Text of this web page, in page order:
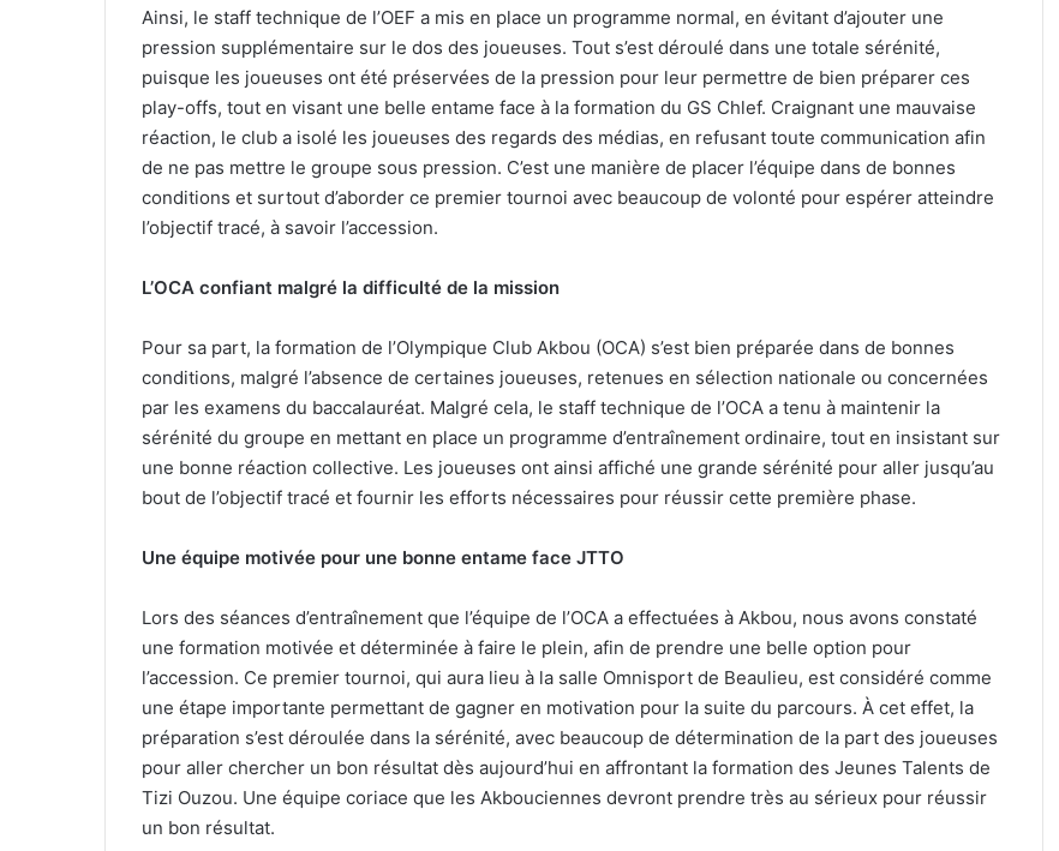
Ainsi, le staff technique de l’OEF a mis en place un programme normal, en évitant d’ajouter une
pression supplémentaire sur le dos des joueuses. Tout s’est déroulé dans une totale sérénité,
puisque les joueuses ont été préservées de la pression pour leur permettre de bien préparer ces
play-offs, tout en visant une belle entame face à la formation du GS Chlef. Craignant une mauvaise
réaction, le club a isolé les joueuses des regards des médias, en refusant toute communication afin
de ne pas mettre le groupe sous pression. C’est une manière de placer l’équipe dans de bonnes
conditions et surtout d’aborder ce premier tournoi avec beaucoup de volonté pour espérer atteindre
l’objectif tracé, à savoir l’accession.
L’OCA confiant malgré la difficulté de la mission
Pour sa part, la formation de l’Olympique Club Akbou (OCA) s’est bien préparée dans de bonnes
conditions, malgré l’absence de certaines joueuses, retenues en sélection nationale ou concernées
par les examens du baccalauréat. Malgré cela, le staff technique de l’OCA a tenu à maintenir la
sérénité du groupe en mettant en place un programme d’entraînement ordinaire, tout en insistant sur
une bonne réaction collective. Les joueuses ont ainsi affiché une grande sérénité pour aller jusqu’au
bout de l’objectif tracé et fournir les efforts nécessaires pour réussir cette première phase.
Une équipe motivée pour une bonne entame face JTTO
Lors des séances d’entraînement que l’équipe de l’OCA a effectuées à Akbou, nous avons constaté
une formation motivée et déterminée à faire le plein, afin de prendre une belle option pour
l’accession. Ce premier tournoi, qui aura lieu à la salle Omnisport de Beaulieu, est considéré comme
une étape importante permettant de gagner en motivation pour la suite du parcours. À cet effet, la
préparation s’est déroulée dans la sérénité, avec beaucoup de détermination de la part des joueuses
pour aller chercher un bon résultat dès aujourd’hui en affrontant la formation des Jeunes Talents de
Tizi Ouzou. Une équipe coriace que les Akbouciennes devront prendre très au sérieux pour réussir
un bon résultat.